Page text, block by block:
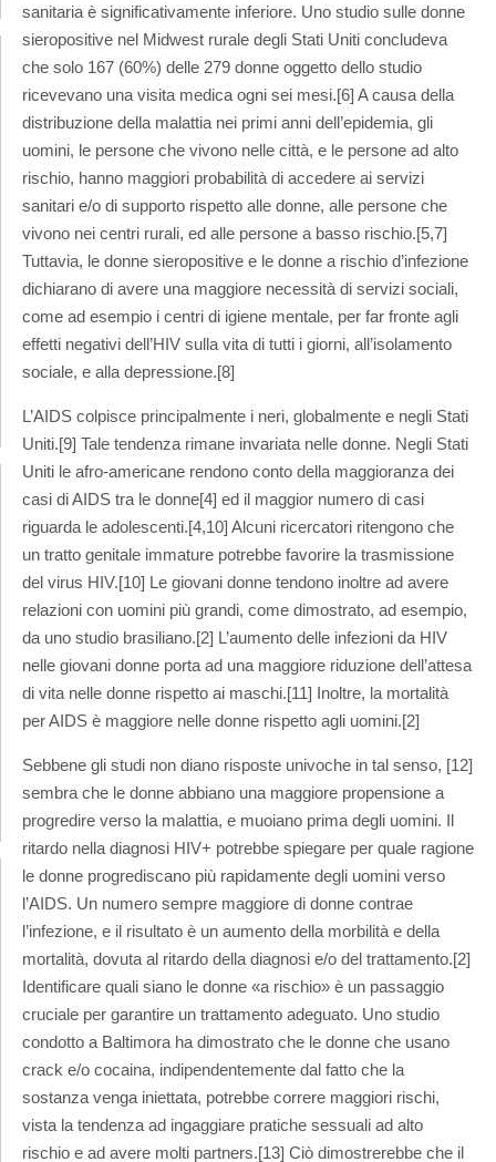
sanitaria è significativamente inferiore. Uno studio sulle donne
sieropositive nel Midwest rurale degli Stati Uniti concludeva
che solo 167 (60%) delle 279 donne oggetto dello studio
ricevevano una visita medica ogni sei mesi.[6] A causa della
distribuzione della malattia nei primi anni dell’epidemia, gli
uomini, le persone che vivono nelle città, e le persone ad alto
rischio, hanno maggiori probabilità di accedere ai servizi
sanitari e/o di supporto rispetto alle donne, alle persone che
vivono nei centri rurali, ed alle persone a basso rischio.[5,7]
Tuttavia, le donne sieropositive e le donne a rischio d’infezione
dichiarano di avere una maggiore necessità di servizi sociali,
come ad esempio i centri di igiene mentale, per far fronte agli
effetti negativi dell’HIV sulla vita di tutti i giorni, all’isolamento
sociale, e alla depressione.[8]
L’AIDS colpisce principalmente i neri, globalmente e negli Stati
Uniti.[9] Tale tendenza rimane invariata nelle donne. Negli Stati
Uniti le afro-americane rendono conto della maggioranza dei
casi di AIDS tra le donne[4] ed il maggior numero di casi
riguarda le adolescenti.[4,10] Alcuni ricercatori ritengono che
un tratto genitale immature potrebbe favorire la trasmissione
del virus HIV.[10] Le giovani donne tendono inoltre ad avere
relazioni con uomini più grandi, come dimostrato, ad esempio,
da uno studio brasiliano.[2] L’aumento delle infezioni da HIV
nelle giovani donne porta ad una maggiore riduzione dell’attesa
di vita nelle donne rispetto ai maschi.[11] Inoltre, la mortalità
per AIDS è maggiore nelle donne rispetto agli uomini.[2]
Sebbene gli studi non diano risposte univoche in tal senso, [12]
sembra che le donne abbiano una maggiore propensione a
progredire verso la malattia, e muoiano prima degli uomini. Il
ritardo nella diagnosi HIV+ potrebbe spiegare per quale ragione
le donne progrediscano più rapidamente degli uomini verso
l’AIDS. Un numero sempre maggiore di donne contrae
l’infezione, e il risultato è un aumento della morbilità e della
mortalità, dovuta al ritardo della diagnosi e/o del trattamento.[2]
Identificare quali siano le donne «a rischio» è un passaggio
cruciale per garantire un trattamento adeguato. Uno studio
condotto a Baltimora ha dimostrato che le donne che usano
crack e/o cocaina, indipendentemente dal fatto che la
sostanza venga iniettata, potrebbe correre maggiori rischi,
vista la tendenza ad ingaggiare pratiche sessuali ad alto
rischio e ad avere molti partners.[13] Ciò dimostrerebbe che il